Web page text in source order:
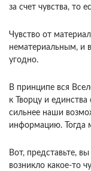
за счет чувства, то
Чувство от
нематериальным, и
угодно.
В принципе вся
к Творцу и
сильнее наши
информацию. Тогда
Вот, представьте,
возникло какое-то